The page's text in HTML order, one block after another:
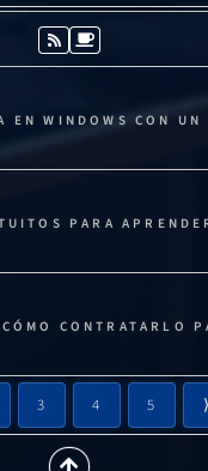
una excelente
presente."
POR
EN WINDOWS CON UN
PARA
CONTRATARLO
3 4 5 ⟩